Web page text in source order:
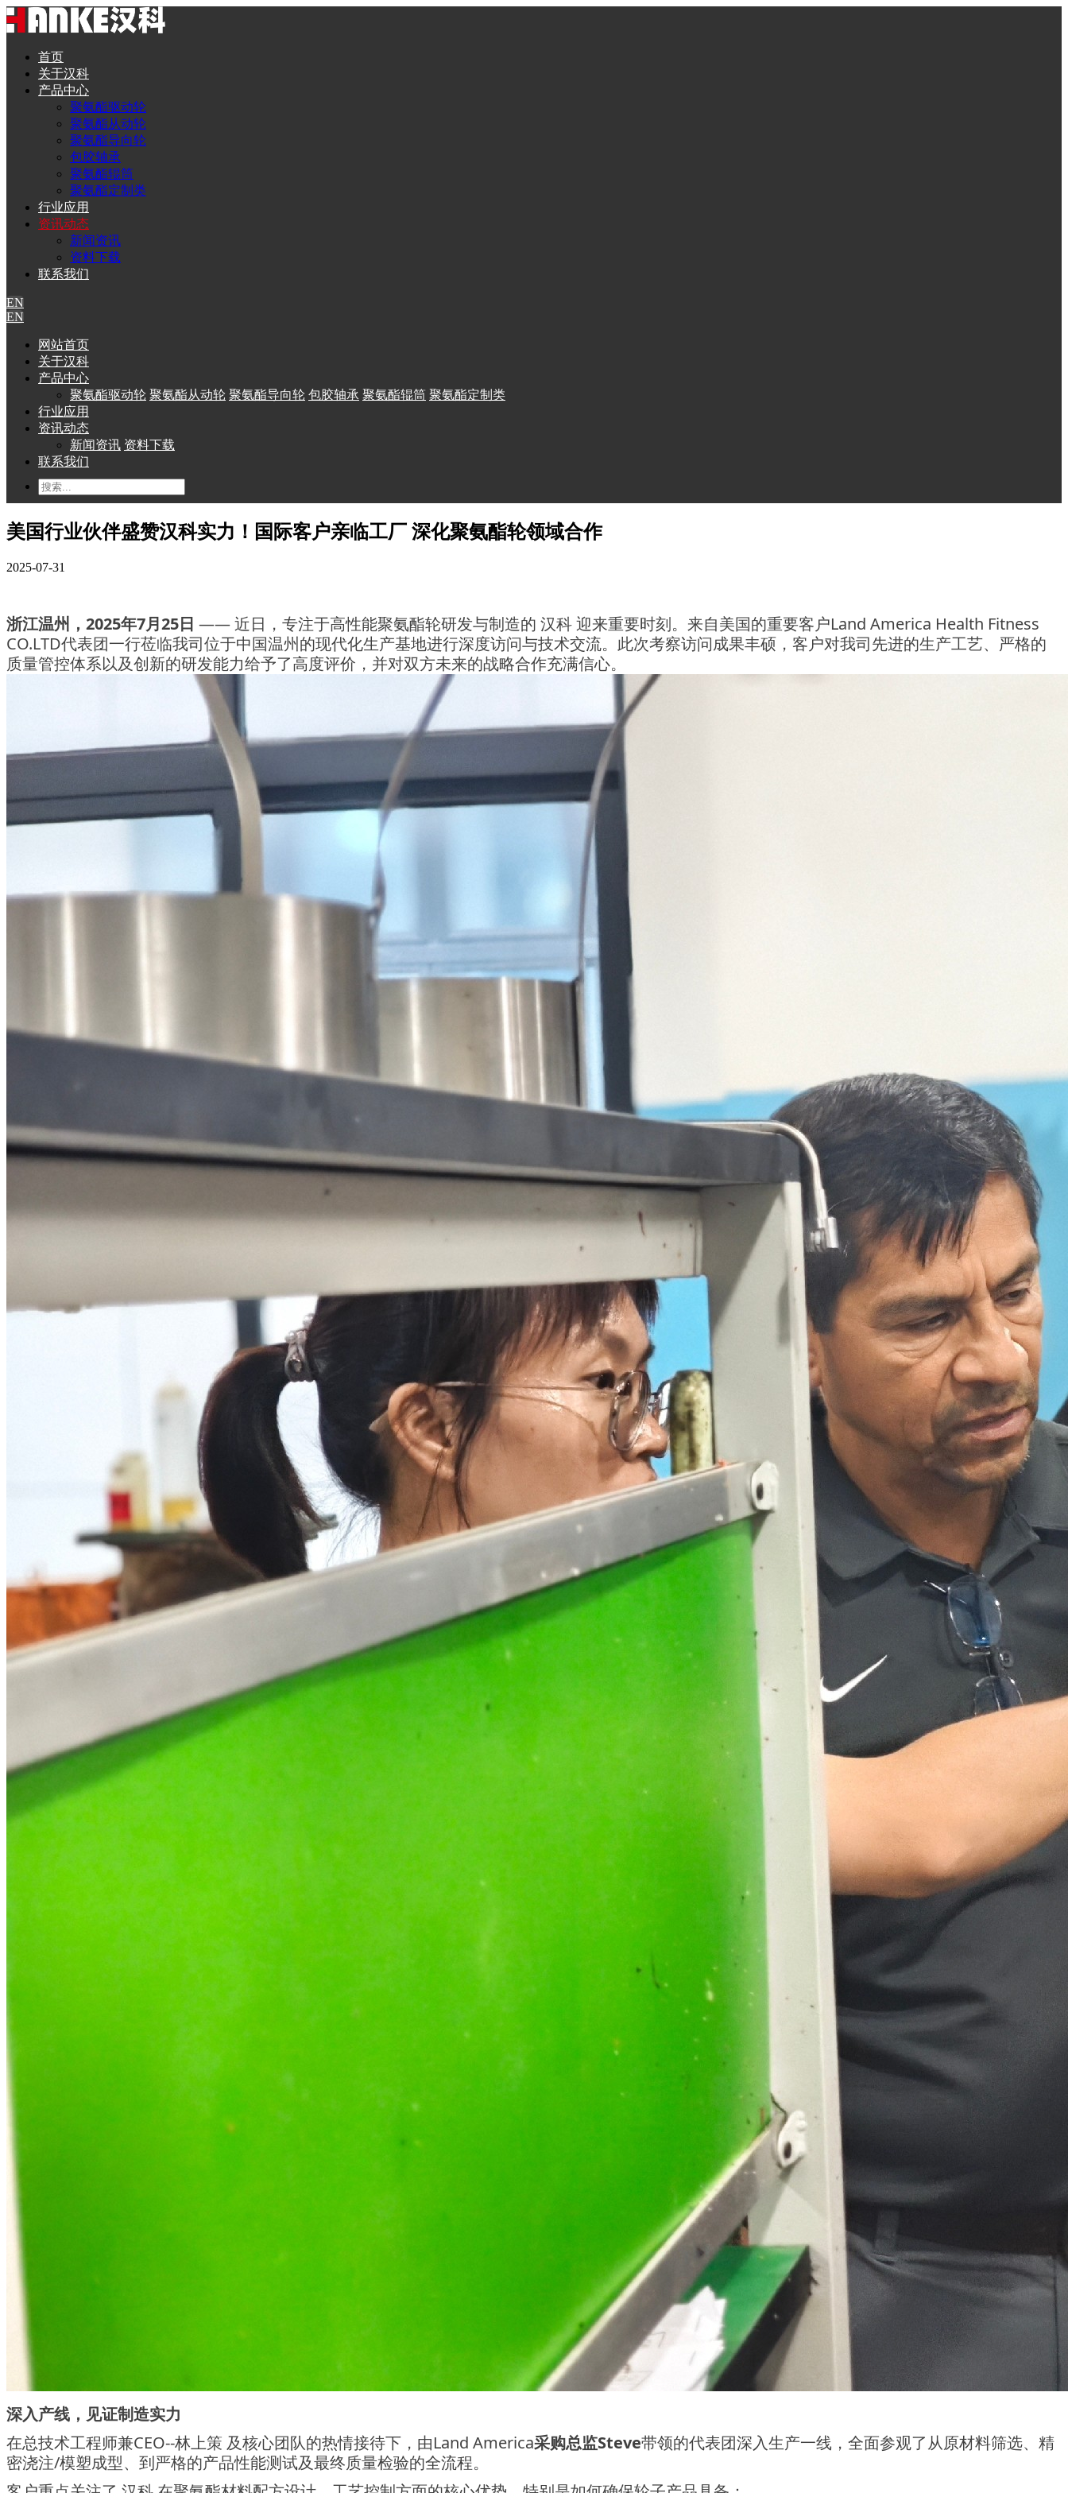
首页
关于汉科
产品中心
聚氨酯驱动轮
聚氨酯从动轮
聚氨酯导向轮
包胶轴承
聚氨酯辊筒
聚氨酯定制类
行业应用
资讯动态
新闻资讯
资料下载
联系我们
EN
EN
网站首页
关于汉科
产品中心
聚氨酯驱动轮 聚氨酯从动轮 聚氨酯导向轮 包胶轴承 聚氨酯辊筒 聚氨酯定制类
行业应用
资讯动态
新闻资讯 资料下载
联系我们
美国行业伙伴盛赞汉科实力！国际客户亲临工厂 深化聚氨酯轮领域合作
2025-07-31
浙江温州 ， 2025年7月 25 日 —— 近日，专注于高性能聚氨酯轮研发与制造的 汉科迎来重要时刻。来自美国的重要客户Land America Health Fitness
CO.LTD代表团一行莅临我司位于中国温州 的现代化生产基地进行深度访问与技术交流。此次考察访问成果丰硕，客户对我司先进的生产工艺、严格的
质量管控体系以及创新的研发能力给予了高度评价，并对双方未来的战略合作充满信心。
深入产线，见证制造实力
在总技术工程师兼CEO--林上策 及核心团队的热情接待下，由Land America采购总监Steve带领的代表团深入生产一线，全面参观了从原材料筛选、精
密浇注/模塑成型、到严格的产品性能测试及最终质量检验的全流程。